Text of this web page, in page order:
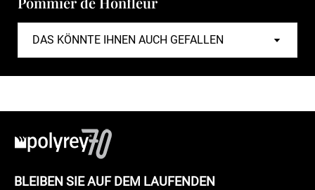
BLEIBEN SIE AUF DEM LAUFENDEN